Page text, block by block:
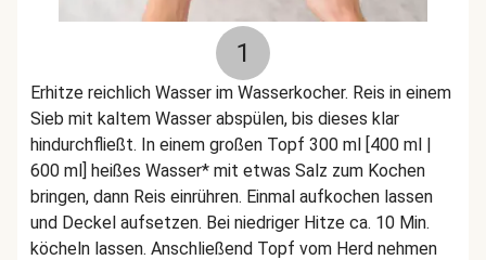
1
Erhitze reichlich Wasser im Wasserkocher. Reis in einem
Sieb mit kaltem Wasser abspülen, bis dieses klar
hindurchfließt. In einem großen Topf 300 ml [400 ml |
600 ml] heißes Wasser* mit etwas Salz zum Kochen
bringen, dann Reis einrühren. Einmal aufkochen lassen
und Deckel aufsetzen. Bei niedriger Hitze ca. 10 Min.
köcheln lassen. Anschließend Topf vom Herd nehmen